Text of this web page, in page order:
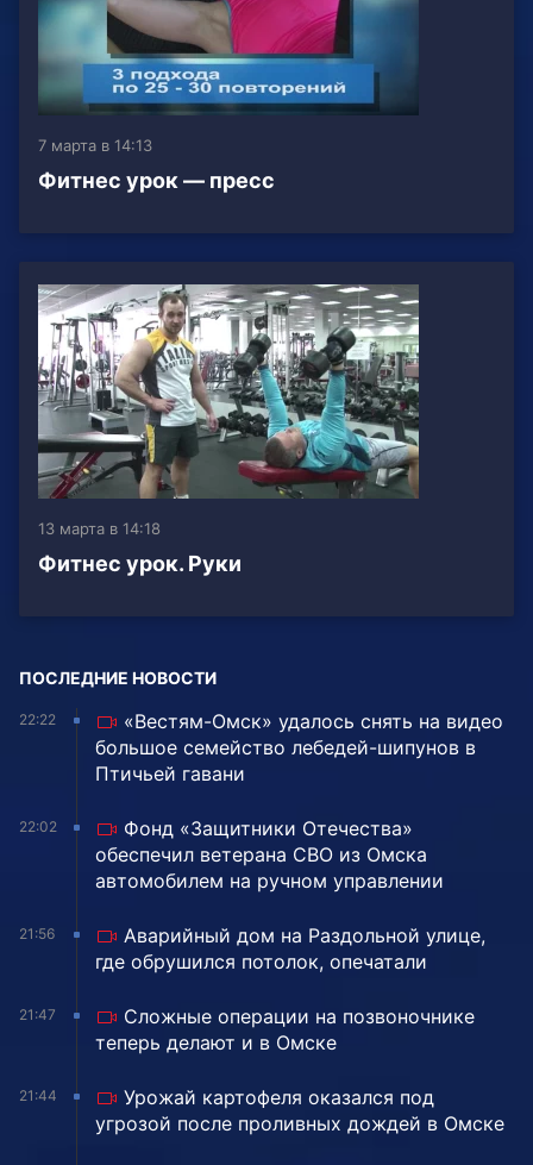
7 марта в 14:13
Фитнес урок — пресс
13 марта в 14:18
Фитнес урок. Руки
ПОСЛЕДНИЕ НОВОСТИ
22:22
«Вестям-Омск» удалось снять на видео
большое семейство лебедей-шипунов в
Птичьей гавани
22:02
Фонд «Защитники Отечества»
обеспечил ветерана СВО из Омска
автомобилем на ручном управлении
21:56
Аварийный дом на Раздольной улице,
где обрушился потолок, опечатали
21:47
Сложные операции на позвоночнике
теперь делают и в Омске
21:44
Урожай картофеля оказался под
угрозой после проливных дождей в Омске